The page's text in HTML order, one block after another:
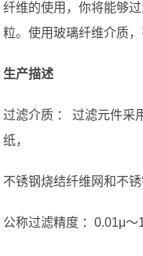
纤维的使用，你将能够
粒。使用玻璃纤维介质
生产描述
过滤介质 ： 过滤元件采
纸，
不锈钢烧结纤维网和不锈
公称过滤精度 ：0.01μ〜